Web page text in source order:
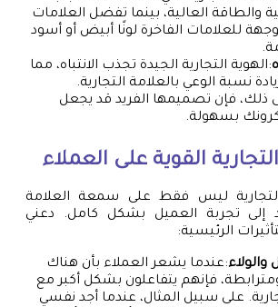
والطاقة العالية، بينما تفضل العلامات
للعلامات الفاخرة لونًا أبيض أو أسود
:الهوية التجارية الجيدة تجذب الانتباه، مما
نسبة الوعي بالعلامة التجارية.
ذلك، فإن تصميمها الفريد قد يجعل
بسهولة.
القوية على العملاء
التجارية ليس فقط على سمعة العلامة
إلى تجربة العميل بشكل كامل. دعني
الرئيسية:
والولاء:عندما يشعر العملاء بأن هناك
فإنهم يتفاعلون بشكل أكبر مع
على سبيل المثال، عندما أجد نفسي